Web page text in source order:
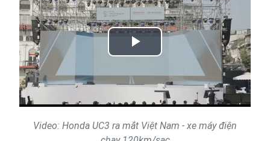
Play
Video
Video: Honda UC3 ra mắt Việt Nam - xe máy điện